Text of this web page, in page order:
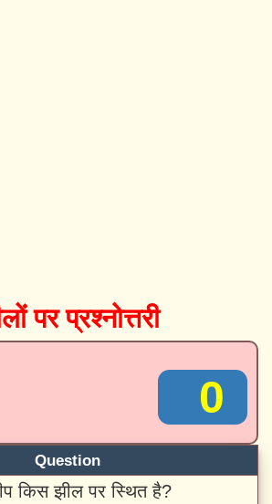
पर प्रश्नोत्तरी
0
Question
किस झील पर स्थित है?